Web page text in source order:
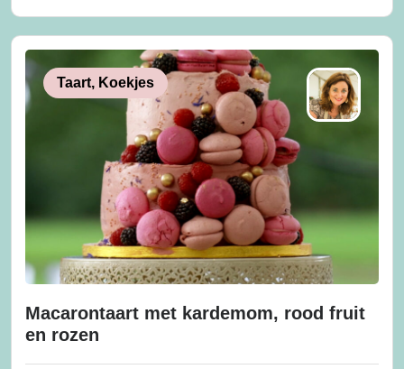
Taart, Koekjes
Macarontaart met kardemom, rood fruit
en rozen